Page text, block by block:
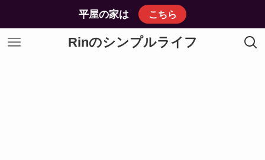
平屋の家は こちら
Rinのシンプルライフ